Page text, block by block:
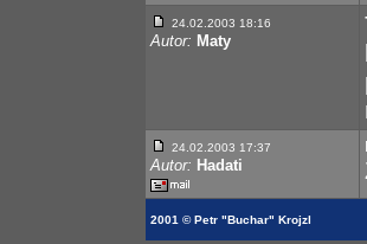
24.02.2003 18:16
Autor: Maty
24.02.2003 17:37
Autor: Hadati
2001 © Petr "Buchar" Krojzl